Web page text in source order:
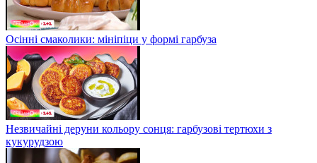
Осінні смаколики: мініпіци у формі гарбуза
Незвичайні деруни кольору сонця: гарбузові тертюхи з
кукурудзою